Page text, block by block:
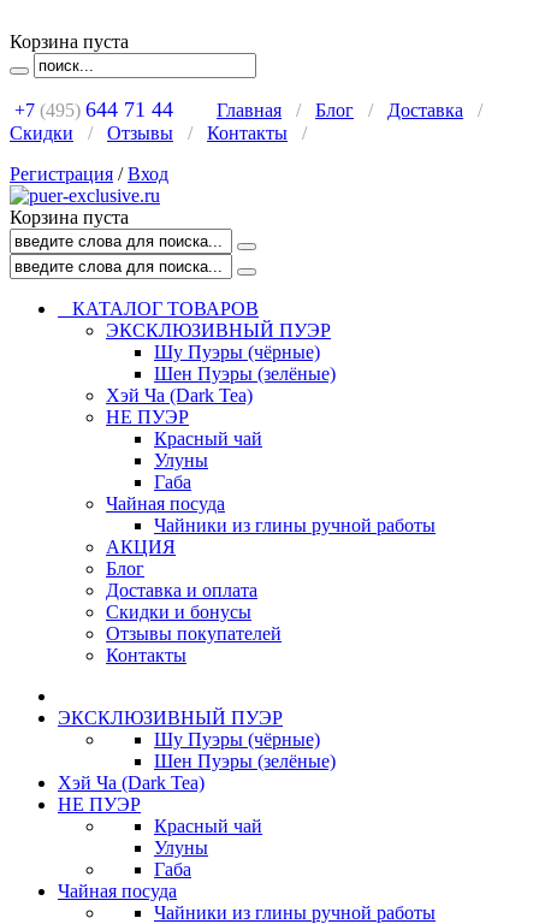
Корзина пуста
+7 (495) 644 71 44 Главная / Блог / Доставка
/
Скидки
/ Отзывы / Контакты
/
Регистрация /Вход
Корзина пуста
КАТАЛОГ ТОВАРОВ
ЭКСКЛЮЗИВНЫЙ ПУЭР
Шу Пуэры (чёрные)
Шен Пуэры (зелёные)
Хэй Ча (Dark Tea)
НЕ ПУЭР
Красный чай
Улуны
Габа
Чайная посуда
Чайники из глины ручной работы
АКЦИЯ
Блог
Доставка и оплата
Скидки и бонусы
Отзывы покупателей
Контакты
ЭКСКЛЮЗИВНЫЙ ПУЭР
Шу Пуэры (чёрные)
Шен Пуэры (зелёные)
Хэй Ча (Dark Tea)
НЕ ПУЭР
Красный чай
Улуны
Габа
Чайная посуда
Чайники из глины ручной работы